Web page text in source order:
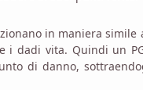
in maniera
dadi vita. Quindi un
di danno,